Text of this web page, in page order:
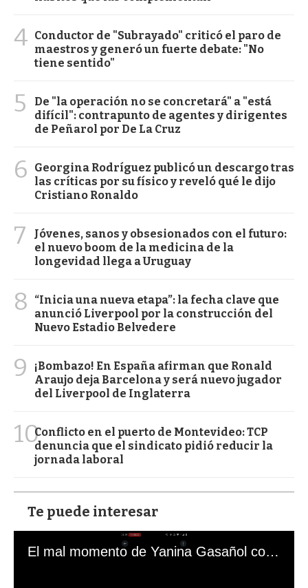
4 Conductor de "Subrayado" criticó el paro de
maestros y generó un fuerte debate: "No
tiene sentido"
5
De "la operación no se concretará" a "está
difícil": contrapunto de agentes y dirigentes
de Peñarol por De La Cruz
6
Georgina Rodríguez publicó un descargo tras
las críticas por su físico y reveló qué le dijo
Cristiano Ronaldo
7
Jóvenes, sanos y obsesionados con el futuro:
el nuevo boom de la medicina de la
longevidad llega a Uruguay
8
“Inicia una nueva etapa”: la fecha clave que
anunció Liverpool por la construcción del
Nuevo Estadio Belvedere
9
¡Bombazo! En España afirman que Ronald
Araujo deja Barcelona y será nuevo jugador
del Liverpool de Inglaterra
10Conflicto en el puerto de Montevideo: TCP
denuncia que el sindicato pidió reducir la
jornada laboral
Te puede interesar
El mal momento de Yanina Gasañol con un hincha argentino en "Subrayado"